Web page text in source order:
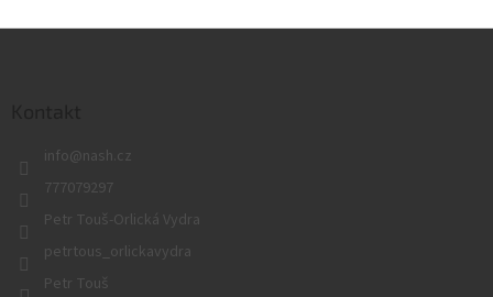
info@nash.cz
777079297
Petr Touš-Orlická Vydra
petrtous_orlickavydra
Petr Touš